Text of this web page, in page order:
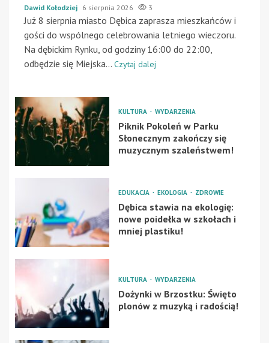
Dawid Kołodziej 6 sierpnia 2026 3
Już 8 sierpnia miasto Dębica zaprasza mieszkańców i
gości do wspólnego celebrowania letniego wieczoru.
Na dębickim Rynku, od godziny 16:00 do 22:00,
odbędzie się Miejska... Czytaj dalej
KULTURA WYDARZENIA
Piknik Pokoleń w Parku
Słonecznym zakończy się
muzycznym szaleństwem!
EDUKACJA EKOLOGIA ZDROWIE
Dębica stawia na ekologię:
nowe poidełka w szkołach i
mniej plastiku!
KULTURA WYDARZENIA
Dożynki w Brzostku: Święto
plonów z muzyką i radością!